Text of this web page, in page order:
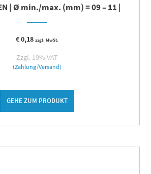
| Ø min./max. (mm) = 09 – 11 |
€0,18 zzgl. MwSt.
Zzgl. 19% VAT
(Zahlung/Versand)
GEHE ZUM PRODUKT